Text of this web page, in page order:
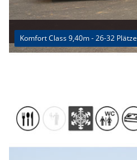
Komfort Class 9,40m - 26-32 Plätze